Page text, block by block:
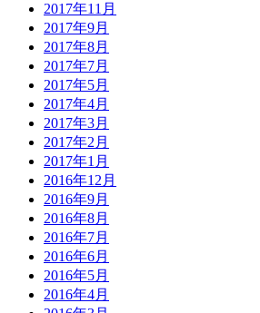
2017年11月
2017年9月
2017年8月
2017年7月
2017年5月
2017年4月
2017年3月
2017年2月
2017年1月
2016年12月
2016年9月
2016年8月
2016年7月
2016年6月
2016年5月
2016年4月